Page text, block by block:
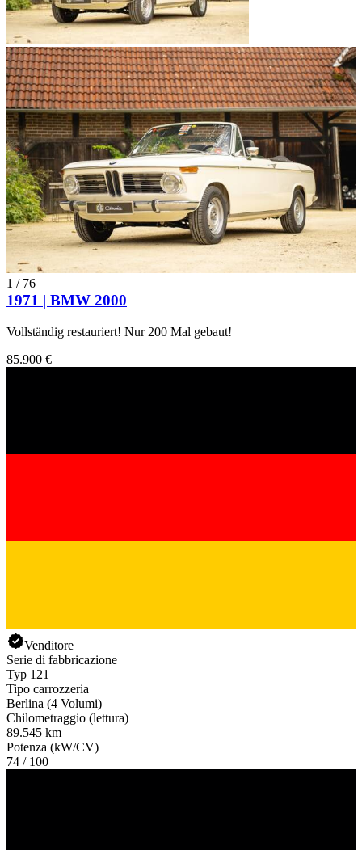
1 / 76
1971 | BMW 2000
Vollständig restauriert! Nur 200 Mal gebaut!
85.900 €
Venditore
Serie di fabbricazione
Typ 121
Tipo carrozzeria
Berlina (4 Volumi)
Chilometraggio (lettura)
89.545 km
Potenza (kW/CV)
74 / 100